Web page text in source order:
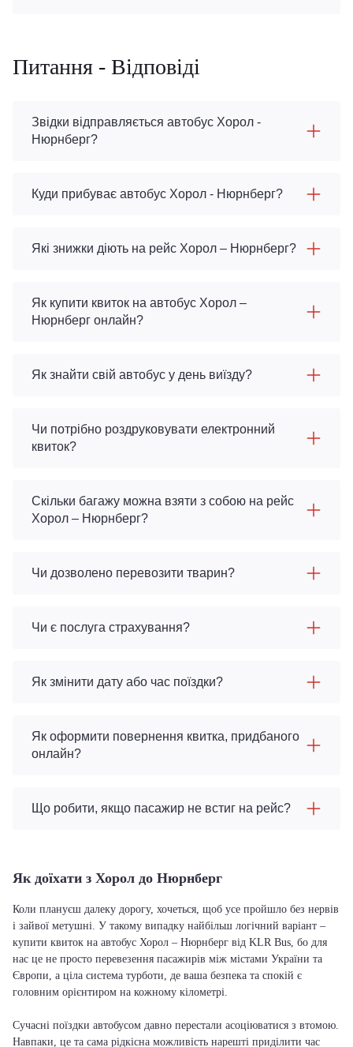
Питання - Відповіді
Звідки відправляється автобус Хорол -
Нюрнберг?
Куди прибуває автобус Хорол - Нюрнберг?
Які знижки діють на рейс Хорол – Нюрнберг?
Як купити квиток на автобус Хорол –
Нюрнберг онлайн?
Як знайти свій автобус у день виїзду?
Чи потрібно роздруковувати електронний
квиток?
Скільки багажу можна взяти з собою на рейс
Хорол – Нюрнберг?
Чи дозволено перевозити тварин?
Чи є послуга страхування?
Як змінити дату або час поїздки?
Як оформити повернення квитка, придбаного
онлайн?
Що робити, якщо пасажир не встиг на рейс?
Як доїхати з Хорол до Нюрнберг
Коли плануєш далеку дорогу, хочеться, щоб усе пройшло без нервів
і зайвої метушні. У такому випадку найбільш логічний варіант –
купити квиток на автобус Хорол – Нюрнберг від KLR Bus, бо для
нас це не просто перевезення пасажирів між містами України та
Європи, а ціла система турботи, де ваша безпека та спокій є
головним орієнтиром на кожному кілометрі.
Сучасні поїздки автобусом давно перестали асоціюватися з втомою.
Навпаки, це та сама рідкісна можливість нарешті приділити час